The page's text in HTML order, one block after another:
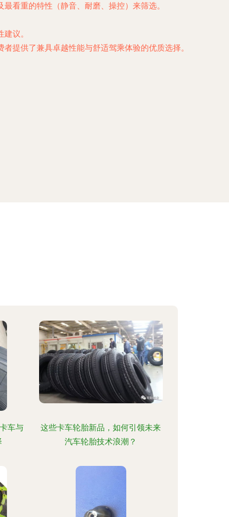
看重的特性（静音、耐磨、操控）来筛选。
议。
提供了兼具卓越性能与舒适驾乘体验的优质选择。
车与
这些卡车轮胎新品，如何引领未来
汽车轮胎技术浪潮？